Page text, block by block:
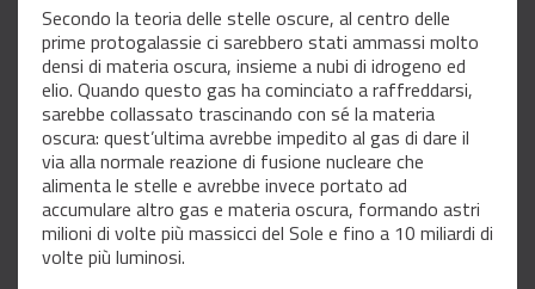
Secondo la teoria delle stelle oscure, al centro delle
prime protogalassie ci sarebbero stati ammassi molto
densi di materia oscura, insieme a nubi di idrogeno ed
elio. Quando questo gas ha cominciato a raffreddarsi,
sarebbe collassato trascinando con sé la materia
oscura: quest’ultima avrebbe impedito al gas di dare il
via alla normale reazione di fusione nucleare che
alimenta le stelle e avrebbe invece portato ad
accumulare altro gas e materia oscura, formando astri
milioni di volte più massicci del Sole e fino a 10 miliardi di
volte più luminosi.